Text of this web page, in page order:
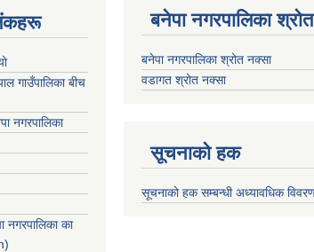
गाउँपालिका बीच
नगरपालिका
नगरपालिका का
बनेपा नगरपालिका
बनेपा नगरपालिका श्रोत नक्सा
वडागत श्रोत नक्सा
सूचनाको हक
सूचनाको हक सम्बन्धी अध्यावधिक